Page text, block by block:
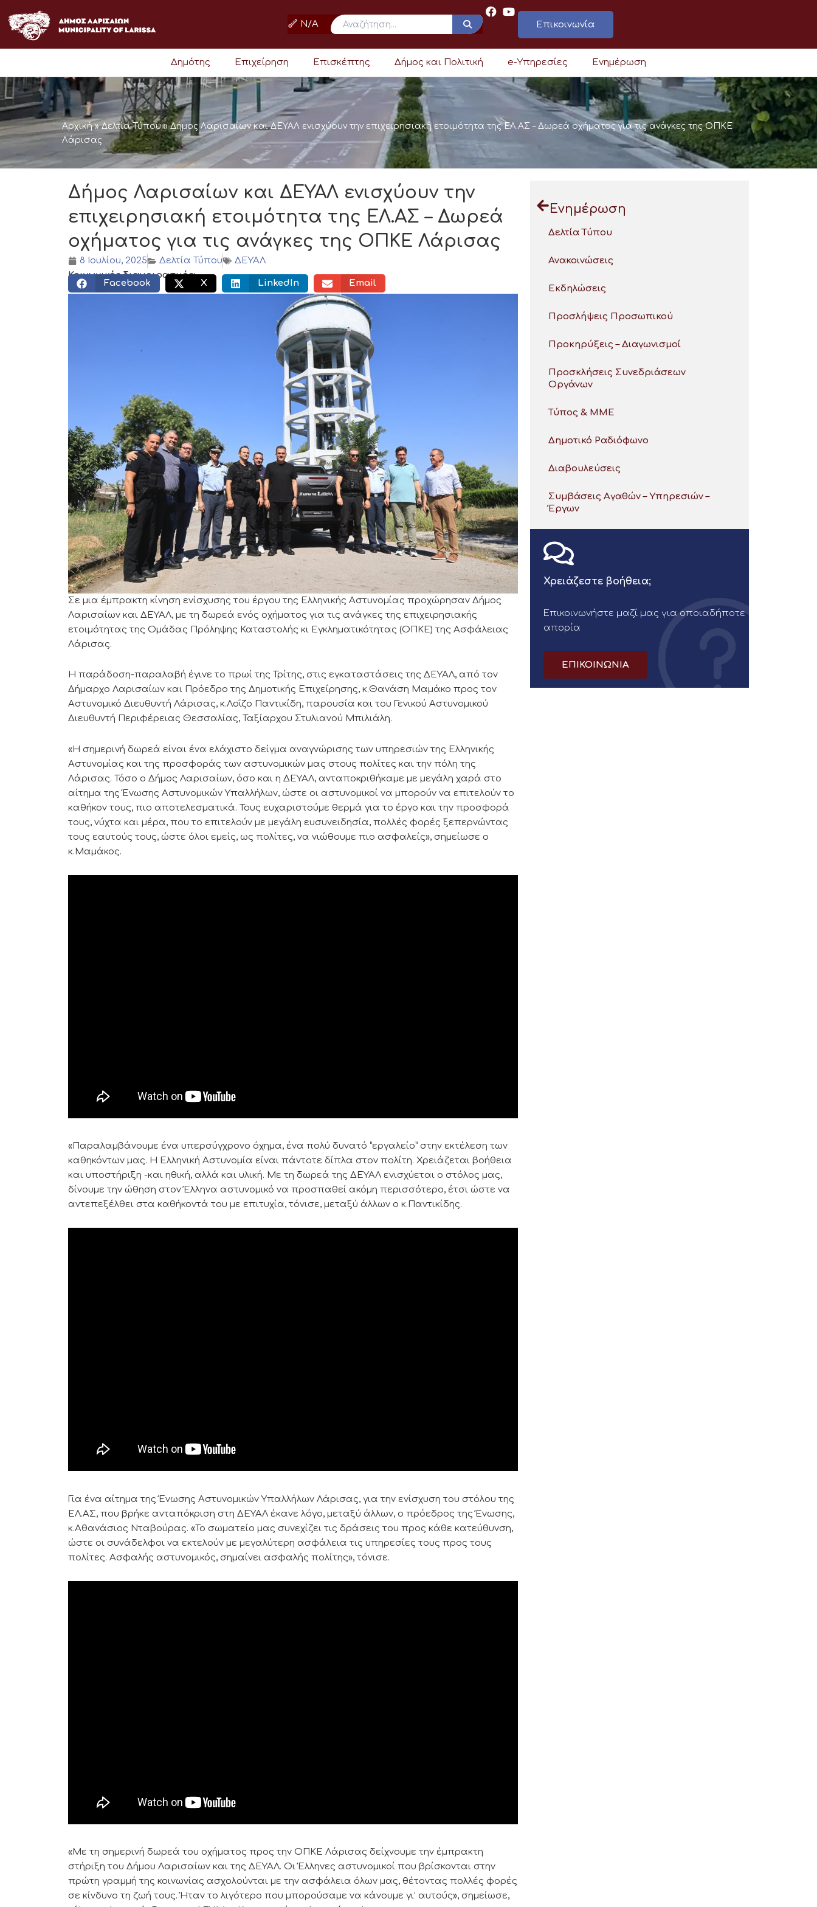
στο
περιεχόμενο
N/A Επικοινωνία
Δημότης Επιχείρηση Επισκέπτης Δήμος και Πολιτική e-Υπηρεσίες Ενημέρωση
Αρχική»Δελτία Τύπου»Δήμος Λαρισαίων και ΔΕΥΑΛ ενισχύουν την επιχειρησιακή ετοιμότητα της ΕΛ.ΑΣ – Δωρεά οχήματος για τις ανάγκες της ΟΠΚΕ
Λάρισας
Δήμος Λαρισαίων και ΔΕΥΑΛ ενισχύουν την
επιχειρησιακή ετοιμότητα της ΕΛ.ΑΣ – Δωρεά
οχήματος για τις ανάγκες της ΟΠΚΕ Λάρισας
8 Ιουλίου, 2025 Δελτία Τύπου
ΔΕΥΑΛ
Κοινωνικός διαμοιρασμός:
Facebook X LinkedIn Email
Σε μια έμπρακτη κίνηση ενίσχυσης του έργου της Ελληνικής Αστυνομίας προχώρησαν Δήμος
Λαρισαίων και ΔΕΥΑΛ, με τη δωρεά ενός οχήματος για τις ανάγκες της επιχειρησιακής
ετοιμότητας της Ομάδας Πρόληψης Καταστολής κι Εγκληματικότητας (ΟΠΚΕ) της Ασφάλειας
Λάρισας.
Η παράδοση-παραλαβή έγινε το πρωί της Τρίτης, στις εγκαταστάσεις της ΔΕΥΑΛ, από τον
Δήμαρχο Λαρισαίων και Πρόεδρο της Δημοτικής Επιχείρησης, κ.Θανάση Μαμάκο προς τον
Αστυνομικό Διευθυντή Λάρισας, κ.Λοΐζο Παντικίδη, παρουσία και του Γενικού Αστυνομικού
Διευθυντή Περιφέρειας Θεσσαλίας, Ταξίαρχου Στυλιανού Μπιλιάλη.
«Η σημερινή δωρεά είναι ένα ελάχιστο δείγμα αναγνώρισης των υπηρεσιών της Ελληνικής
Αστυνομίας και της προσφοράς των αστυνομικών μας στους πολίτες και την πόλη της
Λάρισας. Τόσο ο Δήμος Λαρισαίων, όσο και η ΔΕΥΑΛ, ανταποκριθήκαμε με μεγάλη χαρά στο
αίτημα της Ένωσης Αστυνομικών Υπαλλήλων, ώστε οι αστυνομικοί να μπορούν να επιτελούν το
καθήκον τους, πιο αποτελεσματικά. Τους ευχαριστούμε θερμά για το έργο και την προσφορά
τους, νύχτα και μέρα, που το επιτελούν με μεγάλη ευσυνειδησία, πολλές φορές ξεπερνώντας
τους εαυτούς τους, ώστε όλοι εμείς, ως πολίτες, να νιώθουμε πιο ασφαλείς», σημείωσε ο
κ.Μαμάκος.
«Παραλαμβάνουμε ένα υπερσύγχρονο όχημα, ένα πολύ δυνατό “εργαλείο” στην εκτέλεση των
καθηκόντων μας. Η Ελληνική Αστυνομία είναι πάντοτε δίπλα στον πολίτη. Χρειάζεται βοήθεια
και υποστήριξη -και ηθική, αλλά και υλική. Με τη δωρεά της ΔΕΥΑΛ ενισχύεται ο στόλος μας,
δίνουμε την ώθηση στον Έλληνα αστυνομικό να προσπαθεί ακόμη περισσότερο, έτσι ώστε να
αντεπεξέλθει στα καθήκοντά του με επιτυχία, τόνισε, μεταξύ άλλων ο κ.Παντικίδης.
Για ένα αίτημα της Ένωσης Αστυνομικών Υπαλλήλων Λάρισας, για την ενίσχυση του στόλου της
ΕΛ.ΑΣ, που βρήκε ανταπόκριση στη ΔΕΥΑΛ έκανε λόγο, μεταξύ άλλων, ο πρόεδρος της Ένωσης,
κ.Αθανάσιος Νταβούρας. «Το σωματείο μας συνεχίζει τις δράσεις του προς κάθε κατεύθυνση,
ώστε οι συνάδελφοι να εκτελούν με μεγαλύτερη ασφάλεια τις υπηρεσίες τους προς τους
πολίτες. Ασφαλής αστυνομικός, σημαίνει ασφαλής πολίτης», τόνισε.
«Με τη σημερινή δωρεά του οχήματος προς την ΟΠΚΕ Λάρισας δείχνουμε την έμπρακτη
στήριξη του Δήμου Λαρισαίων και της ΔΕΥΑΛ. Οι Έλληνες αστυνομικοί που βρίσκονται στην
πρώτη γραμμή της κοινωνίας ασχολούνται με την ασφάλεια όλων μας, θέτοντας πολλές φορές
σε κίνδυνο τη ζωή τους. Ήταν το λιγότερο που μπορούσαμε να κάνουμε γι’ αυτούς», σημείωσε,
Ενημέρωση
Δελτία Τύπου
Ανακοινώσεις
Εκδηλώσεις
Προσλήψεις Προσωπικού
Προκηρύξεις – Διαγωνισμοί
Προσκλήσεις Συνεδριάσεων
Οργάνων
Τύπος & ΜΜΕ
Δημοτικό Ραδιόφωνο
Διαβουλεύσεις
Συμβάσεις Αγαθών – Υπηρεσιών –
Έργων
Χρειάζεστε βοήθεια;
Επικοινωνήστε μαζί μας για οποιαδήποτε
απορία
ΕΠΙΚΟΙΝΩΝΙΑ